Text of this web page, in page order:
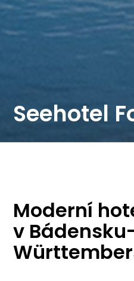
Seehotel
Moderní
v